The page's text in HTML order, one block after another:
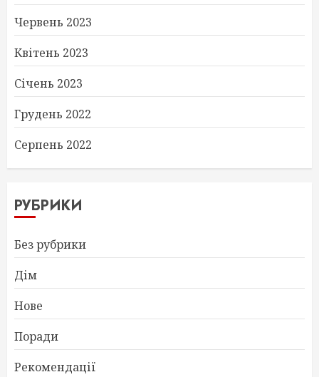
Червень 2023
Квітень 2023
Січень 2023
Грудень 2022
Серпень 2022
РУБРИКИ
Без рубрики
Дім
Нове
Поради
Рекомендації